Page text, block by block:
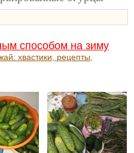
способом на зиму
хвастики, рецепты,